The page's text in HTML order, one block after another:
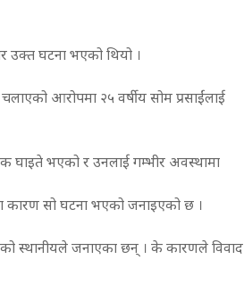
उक्त घटना भएको थियो ।
आरोपमा २५ वर्षीय सोम प्रसाईंलाई
घाइते भएको र उनलाई गम्भीर अवस्थामा
कारण सो घटना भएको जनाइएको छ ।
स्थानीयले जनाएका छन् । के कारणले विवाद